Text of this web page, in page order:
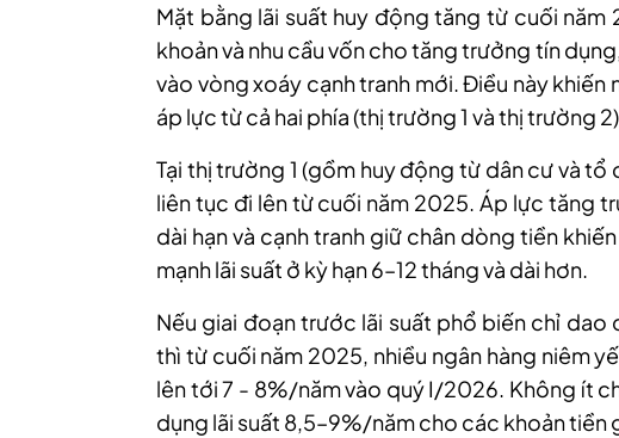
Mặt bằng lãi suất huy động tăng từ cuối năm
khoản và nhu cầu vốn cho tăng trưởng tín
vào vòng xoáy cạnh tranh mới. Điều này khiến
áp lực từ cả hai phía(thị trường 1 và thị trường
Tại thị trường 1 (gồm huy động từ dân cư và
liên tục đi lên từ cuối năm 2025. Áp lực tăng
dài hạn và cạnh tranh giữ chân dòng tiền
mạnh lãi suất ở kỳ hạn 6–12 tháng và dài hơn.
Nếu giai đoạn trước lãi suất phổ biến chỉ
thì từ cuối năm 2025, nhiều ngân hàng niêm
lên tới 7 - 8%/năm vào quý I/2026. Không ít
dụng lãi suất 8,5–9%/năm cho các khoản tiền